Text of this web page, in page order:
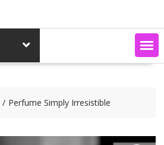
Perfume Simply Irresistible